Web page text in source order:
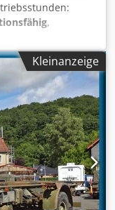
,
Zustand. Verkauf
Vorschub
Adysk
ruhig und kann im
durch eine neue
Kleinanzeige